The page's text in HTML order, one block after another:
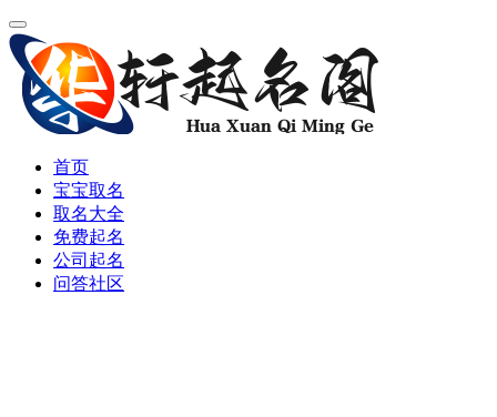
首页
宝宝取名
取名大全
免费起名
公司起名
问答社区